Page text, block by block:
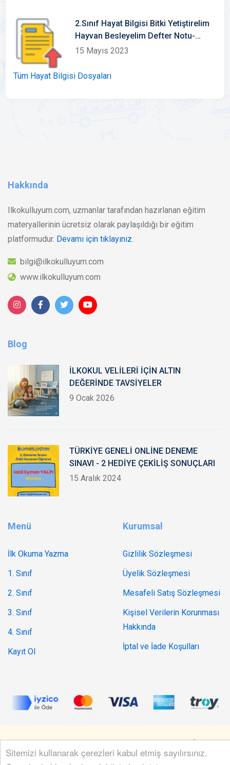
2.Sınıf Hayat Bilgisi Bitki Yetiştirelim
Hayvan Besleyelim Defter Notu-
Konu Etkinlikleri
15 Mayıs 2023
Tüm Hayat Bilgisi Dosyaları
Hakkında
Ilkokulluyum.com, uzmanlar tarafından hazırlanan eğitim
materyallerinin ücretsiz olarak paylaşıldığı bir eğitim
platformudur. Devamı için tıklayınız.
bilgi@ilkokulluyum.com
www.ilkokulluyum.com
Blog
İLKOKUL VELİLERİ İÇİN ALTIN
DEĞERİNDE TAVSİYELER
9 Ocak 2026
TÜRKİYE GENELİ ONLİNE DENEME
SINAVI - 2 HEDİYE ÇEKİLİŞ SONUÇLARI
15 Aralık 2024
Menü
İlk Okuma Yazma
1. Sınıf
2. Sınıf
3. Sınıf
4. Sınıf
Kayıt Ol
Kurumsal
Gizlilik Sözleşmesi
Üyelik Sözleşmesi
Mesafeli Satış Sözleşmesi
Kişisel Verilerin Korunması
Hakkında
İptal ve İade Koşulları
© 2019 - 2026 Tüm hakları saklıdır.hellocodetarafından
geliştirilmiştir.
Sitemizi kullanarak çerezleri kabul etmiş sayılırsınız.